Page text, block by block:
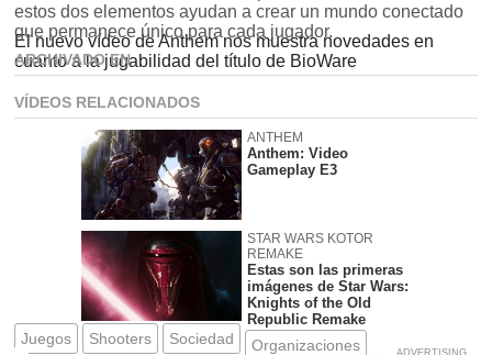
El nuevo vídeo de Anthem nos muestra novedades en
cuanto a la jugabilidad del título de BioWare
VÍDEOS RELACIONADOS
ANTHEM
Anthem: Video
Gameplay E3
STAR WARS KOTOR
REMAKE
Estas son las primeras
imágenes de Star Wars:
Knights of the Old
Republic Remake
estos dos elementos ayudan a crear un mundo conectado
que permanece único para cada jugador.
ARCHIVADO EN
Juegos Shooters Sociedad
Organizaciones